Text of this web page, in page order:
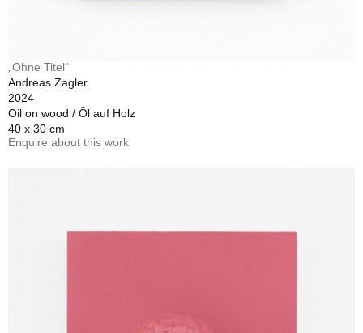
„Ohne Titel“
Andreas Zagler
2024
Oil on wood / Öl auf Holz
40 x 30 cm
Enquire about this work